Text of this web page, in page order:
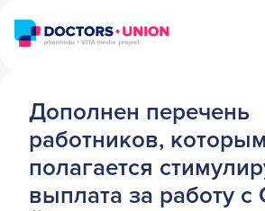
Дополнен перечень
работников, которым
полагается
выплата за работу с